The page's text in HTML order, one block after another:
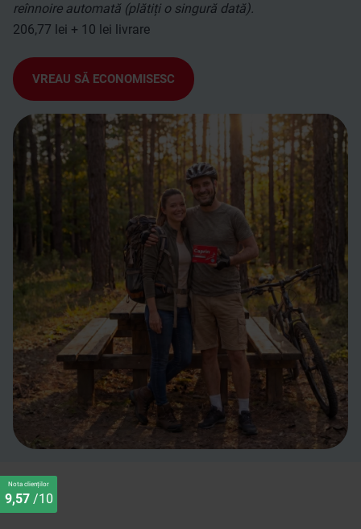
reînnoire automată (plătiți o singură dată).
206,77 lei + 10 lei livrare
VREAU SĂ ECONOMISESC
Nota clienților
9,57/10